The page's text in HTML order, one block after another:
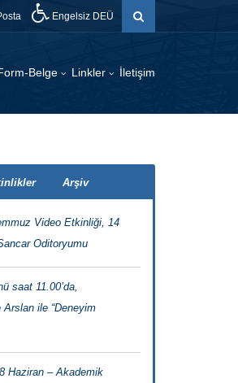
Engelsiz DEÜ
Belge Linkler İletişim
Arşiv
Video Etkinliği, 14
Oditoryumu
saat 11.00’da,
ile “Deneyim
Haziran – Akademik